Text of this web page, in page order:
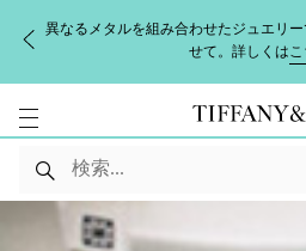
異なるメタルを組み合わせたジュエリ
せて。詳しくは